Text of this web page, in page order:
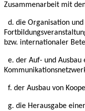
Zusammenarbeit mit
d. die Organisation
bzw. internationaler
e. der Auf- und
f. der Ausbau von
g. die Herausgabe